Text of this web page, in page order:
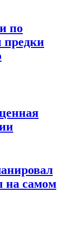
по
предки
на самом